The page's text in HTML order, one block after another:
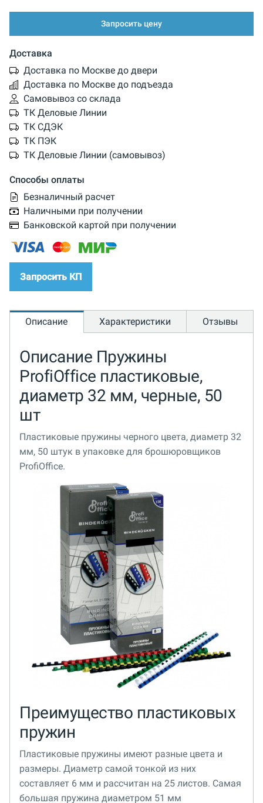
Запросить цену
Доставка
Доставка по Москве до двери
Доставка по Москве до подъезда
Самовывоз со склада
ТК Деловые Линии
ТК СДЭК
ТК ПЭК
ТК Деловые Линии (самовывоз)
Способы оплаты
Безналичный расчет
Наличными при получении
Банковской картой при получении
Запросить КП
Описание Характеристики Отзывы
Описание Пружины
ProfiOffice пластиковые,
диаметр 32 мм, черные, 50
шт
Пластиковые пружины черного цвета, диаметр 32
мм, 50 штук в упаковке для брошюровщиков
ProfiOffice.
Преимущество пластиковых
пружин
Пластиковые пружины имеют разные цвета и
размеры. Диаметр самой тонкой из них
составляет 6 мм и рассчитан на 25 листов. Самая
большая пружина диаметром 51 мм